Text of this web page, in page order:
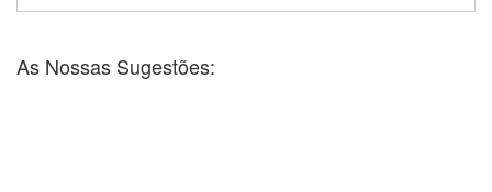
As Nossas Sugestões: